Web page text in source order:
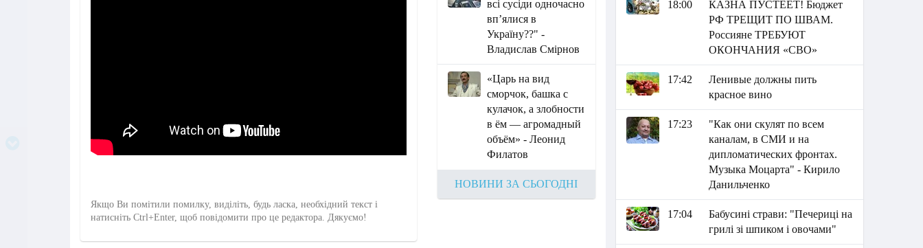
Якщо Ви помітили помилку, виділіть, будь ласка, необхідний текст і
натисніть Ctrl+Enter, щоб повідомити про це редактора. Дякуємо!
всі сусіди одночасно
вп’ялися в
Україну??" -
Владислав Смірнов
«Царь на вид
сморчок, башка с
кулачок, а злобности
в ём — агромадный
объём» - Леонид
Филатов
НОВИНИ ЗА СЬОГОДНІ
18:00
КАЗНА ПУСТЕЕТ! Бюджет
РФ ТРЕЩИТ ПО ШВАМ.
Россияне ТРЕБУЮТ
ОКОНЧАНИЯ «СВО»
17:42
Ленивые должны пить
красное вино
17:23
"Как они скулят по всем
каналам, в СМИ и на
дипломатических фронтах.
Музыка Моцарта" - Кирило
Данильченко
17:04
Бабусині страви: "Печериці на
грилі зі шпиком і овочами"